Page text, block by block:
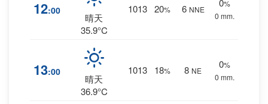
12:00
晴天
35.9°C
1013 20% 6 NNE
0%
0 mm.
13:00
晴天
36.9°C
1013 18% 8 NE
0%
0 mm.